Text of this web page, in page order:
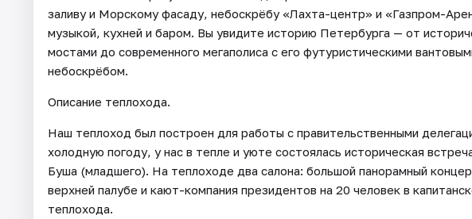
заливу и Морскому фасаду, небоскрёбу «Лахта-центр» и «Газпром-
музыкой, кухней и баром. Вы увидите историю Петербурга — от
мостами до современного мегаполиса с его футуристическими
небоскрёбом.
Описание теплохода.
Наш теплоход был построен для работы с правительственными
холодную погоду, у нас в тепле и уюте состоялась историческая
Буша (младшего). На теплоходе два салона: большой панорамный
верхней палубе и кают-компания президентов на 20 человек в
теплохода.